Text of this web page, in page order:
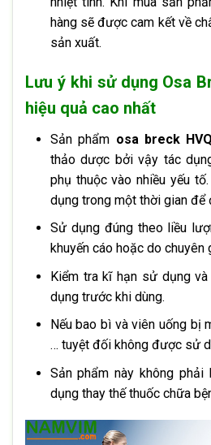
hàng sẽ được cam kết về
sản xuất.
Lưu ý khi sử dụng Osa
hiệu quả cao nhất
Sản phẩm osa breck
thảo dược bởi vậy tác
phụ thuộc vào nhiều yếu
dụng trong một thời gian để
Sử dụng đúng theo liều
khuyến cáo hoặc do chuyên
Kiểm tra kĩ hạn sử dụng
dụng trước khi dùng.
Nếu bao bì và viên uống bị
… tuyệt đối không được sử
Sản phẩm này không phải
dụng thay thế thuốc chữa